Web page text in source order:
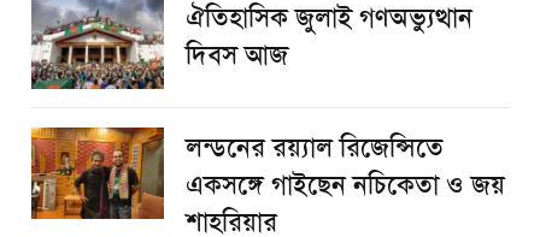
ঐতিহাসিক জুলাই গণঅভ্যুত্থান
দিবস আজ
লন্ডনের রয়্যাল রিজেন্সিতে
একসঙ্গে গাইছেন নচিকেতা ও জয়
শাহরিয়ার